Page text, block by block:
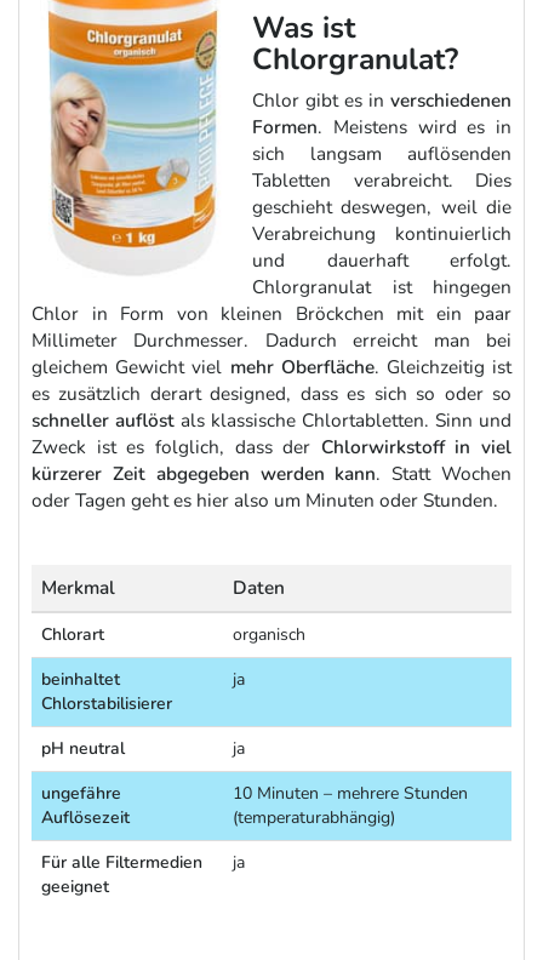
Was ist
Chlorgranulat?
Chlor gibt es in verschiedenen
Formen. Meistens wird es in
sich langsam auflösenden
Tabletten verabreicht. Dies
geschieht deswegen, weil die
Verabreichung kontinuierlich
und dauerhaft erfolgt.
Chlorgranulat ist hingegen
Chlor in Form von kleinen Bröckchen mit ein paar
Millimeter Durchmesser. Dadurch erreicht man bei
gleichem Gewicht viel mehr Oberfläche. Gleichzeitig ist
es zusätzlich derart designed, dass es sich so oder so
schneller auflöst als klassische Chlortabletten. Sinn und
Zweck ist es folglich, dass der Chlorwirkstoff in viel
kürzerer Zeit abgegeben werden kann. Statt Wochen
oder Tagen geht es hier also um Minuten oder Stunden.
Merkmal Daten
Chlorart
organisch
beinhaltet
Chlorstabilisierer
ja
pH neutral
ja
ungefähre
Auflösezeit
10 Minuten – mehrere Stunden
(temperaturabhängig)
Für alle Filtermedien
geeignet
ja